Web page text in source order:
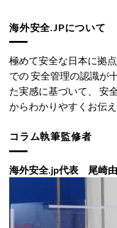
海外安全.JPについて
極めて安全な日本に拠
での 安全管理の認識が
た実感に基づいて、 安
からわかりやすくお伝え
コラム執筆監修者
海外安全.jp代表 尾崎